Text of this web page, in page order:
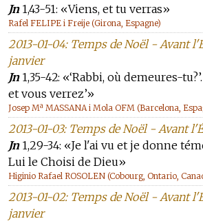
Jn1,43-51: «Viens, et tu verras»
Rafel FELIPE i Freije (Girona, Espagne)
2013-01-04: Temps de Noël - Avant
janvier
Jn1,35-42: «‘Rabbi, où demeures-
et vous verrez’»
Josep Mª MASSANA i Mola OFM (Barcelona,
2013-01-03: Temps de Noël - Avant
Jn1,29-34: «Je l'ai vu et je donne
Lui le Choisi de Dieu»
Higinio Rafael ROSOLEN (Cobourg, Ontario,
2013-01-02: Temps de Noël - Avant
janvier